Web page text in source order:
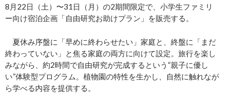
8月22日（土）〜31日（月）の2期間限定で、小学生ファミリ
ー向け宿泊企画「自由研究お助けプラン」を販売する。
夏休み序盤に「早めに終わらせたい」家庭と、終盤に「まだ
終わっていない」と焦る家庭の両方に向けて設定。旅行を楽し
みながら、約2時間で自由研究が完成するという“親子に優し
い”体験型プログラム。植物園の特性を生かし、自然に触れなが
ら学べる内容を提供する。